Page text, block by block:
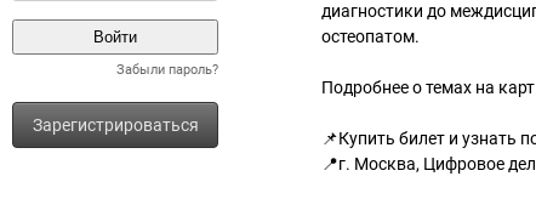
Забыли пароль?
Зарегистрироваться
диагностики до
остеопатом.
Подробнее о темах на
📌Купить билет и узнать
📍г. Москва, Цифровое